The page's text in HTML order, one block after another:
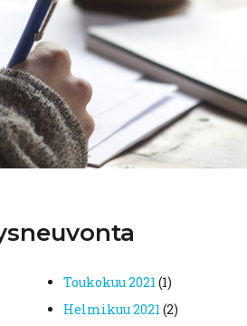
toukokuu 2021 (1)
helmikuu 2021 (2)